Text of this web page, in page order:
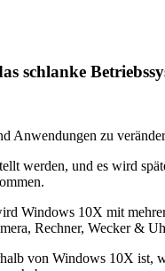
schlanke
Anwendungen zu
werden, und es wird
Windows 10X mit
Rechner, Wecker &
von Windows 10X ist,